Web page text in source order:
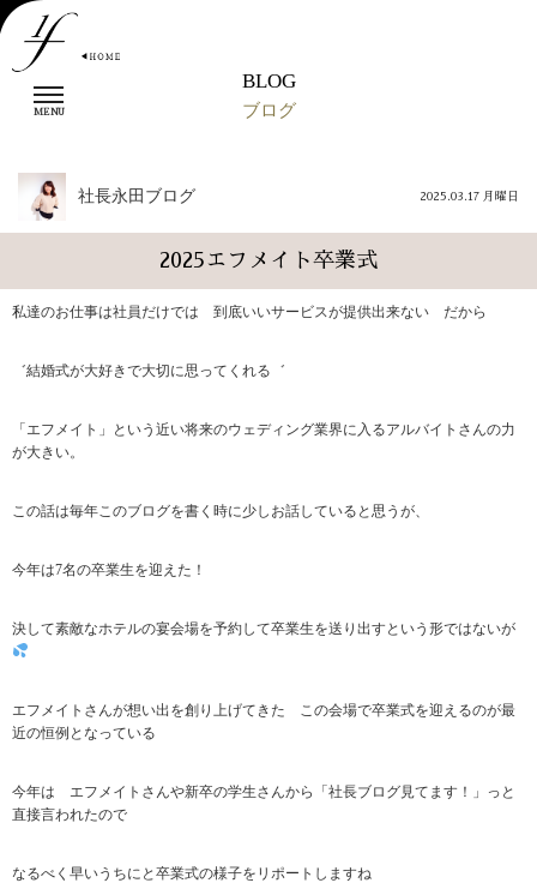
t
o
l
g
t
n
MENU
BLOG
ブログ
社長永田ブログ 2025.03.17 月曜日
2025エフメイト卒業式
私達のお仕事は社員だけでは 到底いいサービスが提供出来ない だから
゛結婚式が大好きで大切に思ってくれる゛
「エフメイト」という近い将来のウェディング業界に入るアルバイトさんの力
が大きい。
この話は毎年このブログを書く時に少しお話していると思うが、
今年は7名の卒業生を迎えた！
決して素敵なホテルの宴会場を予約して卒業生を送り出すという形ではないが
エフメイトさんが想い出を創り上げてきた この会場で卒業式を迎えるのが最
近の恒例となっている
今年は エフメイトさんや新卒の学生さんから「社長ブログ見てます！」っと
直接言われたので
なるべく早いうちにと卒業式の様子をリポートしますね